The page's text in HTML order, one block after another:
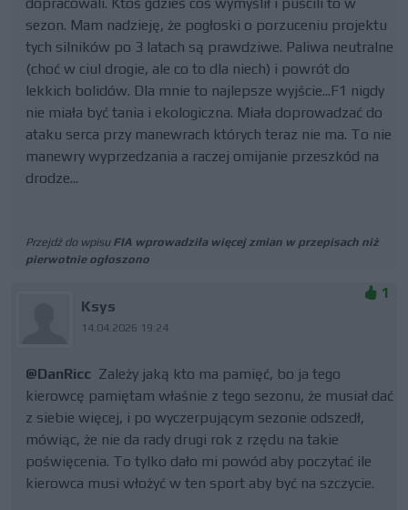
sezon. Mam nadzieję, że pogłoski o porzuceniu projektu
tych silników po 3 latach są prawdziwe. Paliwa neutralne
(choć w ciul drogie, ale co to dla niech) i powrót do
lekkich bolidów. Dla mnie to najlepsze wyjście...F1 nigdy
nie miała być tania i ekologiczna. Miała doprowadzać do
ataku serca przy manewrach których teraz nie ma. To nie
manewry wyprzedzania a raczej omijanie przeszkód na
drodze...
Przejdź do wpisu FIA wprowadziła więcej zmian w przepisach niż
pierwotnie ogłoszono
Ksys
14.04.2026 19:24
1
@DanRicc Zależy jaką kto ma pamięć, bo ja tego
kierowcę pamiętam właśnie z tego sezonu, że musiał dać
z siebie więcej, i po wyczerpującym sezonie odszedł,
mówiąc, że nie da rady drugi rok z rzędu na takie
poświęcenia. To tylko dało mi powód aby poczytać ile
kierowca musi włożyć w ten sport aby być na szczycie.